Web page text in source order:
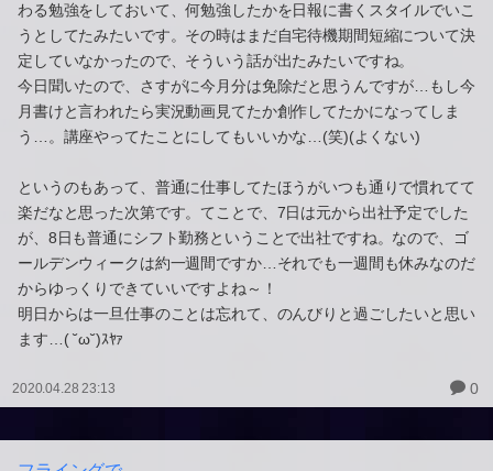
わる勉強をしておいて、何勉強したかを日報に書くスタイルでいこ
うとしてたみたいです。その時はまだ自宅待機期間短縮について決
定していなかったので、そういう話が出たみたいですね。
今日聞いたので、さすがに今月分は免除だと思うんですが…もし今
月書けと言われたら実況動画見てたか創作してたかになってしま
う…。講座やってたことにしてもいいかな…(笑)(よくない)
というのもあって、普通に仕事してたほうがいつも通りで慣れてて
楽だなと思った次第です。てことで、7日は元から出社予定でした
が、8日も普通にシフト勤務ということで出社ですね。なので、ゴ
ールデンウィークは約一週間ですか…それでも一週間も休みなのだ
からゆっくりできていいですよね～！
明日からは一旦仕事のことは忘れて、のんびりと過ごしたいと思い
ます…( ˘ω˘)ｽﾔｧ
2020.04.28 23:13 0